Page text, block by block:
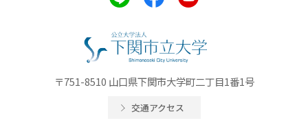
〒751-8510 山口県下関市大学町二丁目1番1号
交通アクセス